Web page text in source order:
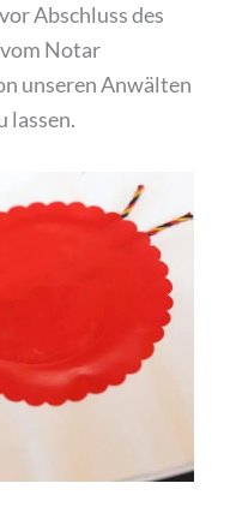
Abschluss des
Notar
unseren Anwälten
lassen.